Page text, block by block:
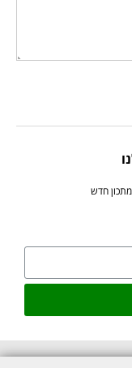
חדש